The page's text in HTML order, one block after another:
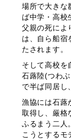
場所で大きな
ば中学・高校
父親の死によ
は、自ら船宿
たされます。
そして高校を
石蕗陸(つわ
で半ば同居し
漁協には石蕗
取得し、厳格
ふるまう二人
こうとするモ